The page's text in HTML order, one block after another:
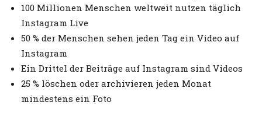
100 Millionen Menschen weltweit nutzen täglich
Instagram Live
50 % der Menschen sehen jeden Tag ein Video auf
Instagram
Ein Drittel der Beiträge auf Instagram sind Videos
25 % löschen oder archivieren jeden Monat
mindestens ein Foto